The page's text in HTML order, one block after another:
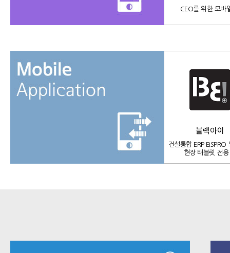
CEO를 위한 모바
블랙아이
건설통합 ERP EISPRO
현장 태블릿 전용